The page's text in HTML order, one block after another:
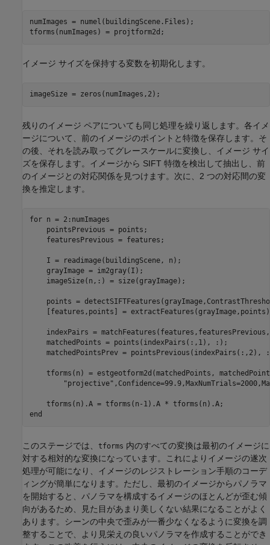
numImages = numel(buildingScene.Files);
tforms(numImages) = projtform2d;
イメージ サイズを保持する変数を初期化します。
imageSize = zeros(numImages,2);
残りのイメージ ペアについても同じ処理を繰り返します。各イメ
ージについて、前のイメージのポイントと特徴を保存します。そ
の後、それを読み取ってグレースケールに変換し、イメージ サイ
ズを保存します。イメージから SIFT 特徴を検出して抽出し、前
のイメージとの対応関係を見つけます。次に、2 つの対応間の変
換を推定します。
for n = 2:numImages
    pointsPrevious = points;
    featuresPrevious = features;
    I = readimage(buildingScene, n);
    grayImage = im2gray(I);
    imageSize(n,:) = size(grayImage);
points =
[features,points] =
indexPairs =
    matchedPoints = points(indexPairs(:,1), :);
matchedPointsPrev =
tforms(n) = estgeotform2d(matchedPoints,
"projective"
end
このステージでは、 tforms 内のすべての変換は最初のイメージに
対する相対的な変換になっています。これによりイメージの遂次
処理が可能になり、イメージのレジストレーション手順のコーデ
ィングが簡単になります。ただし、最初のイメージからパノラマ
を開始すると、パノラマを構成するイメージのほとんどが歪む傾
向があるため、見た目があまり美しくない結果になることがよく
あります。シーンの中央で歪みが一番少なくなるように変換を調
整することで、より見栄えの良いパノラマを作成することができ